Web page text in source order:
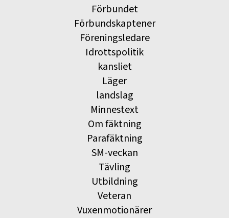
Förbundet
Förbundskaptener
Föreningsledare
Idrottspolitik
kansliet
Läger
landslag
Minnestext
Om fäktning
Parafäktning
SM-veckan
Tävling
Utbildning
Veteran
Vuxenmotionärer